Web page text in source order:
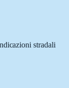
stradali